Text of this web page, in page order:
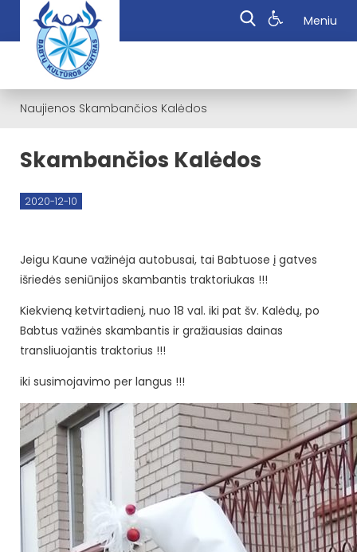
Meniu
Naujienos Skambančios Kalėdos
Skambančios Kalėdos
2020-12-10
Jeigu Kaune važinėja autobusai, tai Babtuose į gatves
išriedės seniūnijos skambantis traktoriukas !!!
Kiekvieną ketvirtadienį, nuo 18 val. iki pat šv. Kalėdų, po
Babtus važinės skambantis ir gražiausias dainas
transliuojantis traktorius !!!
iki susimojavimo per langus !!!